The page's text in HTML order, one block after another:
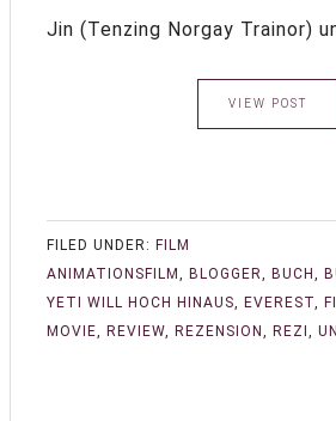
Jin (Tenzing Norgay Trainor)
VIEW POST
FILED UNDER: FILM
ANIMATIONSFILM , BLOGGER, BUCH ,
YETI WILL HOCH HINAUS, EVEREST,
MOVIE, REVIEW, REZENSION , REZI ,